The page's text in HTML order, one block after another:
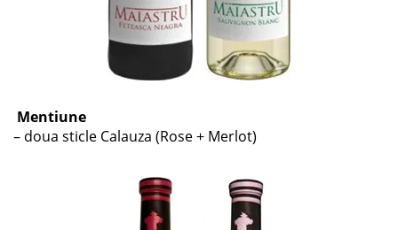
Mentiune
– doua sticle Calauza (Rose + Merlot)